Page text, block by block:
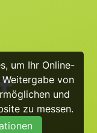
um Ihr Online-
von
und
zu messen.